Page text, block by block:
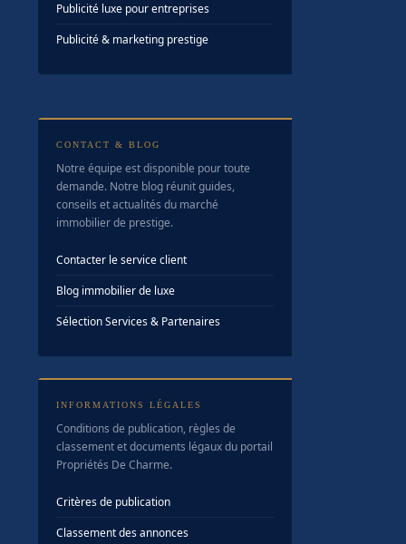
Publicité luxe pour entreprises
Publicité & marketing prestige
CONTACT & BLOG
Notre équipe est disponible pour toute
demande. Notre blog réunit guides,
conseils et actualités du marché
immobilier de prestige.
Contacter le service client
Blog immobilier de luxe
Sélection Services & Partenaires
INFORMATIONS LÉGALES
Conditions de publication, règles de
classement et documents légaux du portail
Propriétés De Charme.
Critères de publication
Classement des annonces